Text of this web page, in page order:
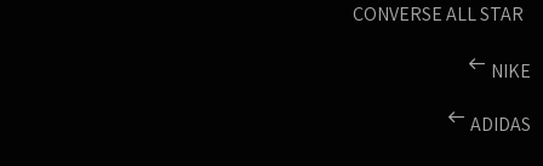
CONVERSE ALL STAR
NIKE
ADIDAS